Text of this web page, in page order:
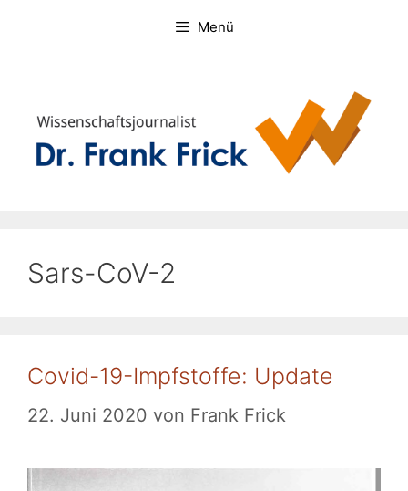
Menü
Sars-CoV-2
Covid-19-Impfstoffe: Update
22. Juni 2020 von Frank Frick